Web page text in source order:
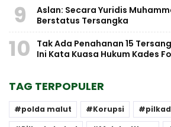
9
Aslan: Secara Yuridis
Berstatus Tersangka
10
Tak Ada Penahanan 15
Ini Kata Kuasa Hukum Kades
TAG TERPOPULER
polda malut Korupsi